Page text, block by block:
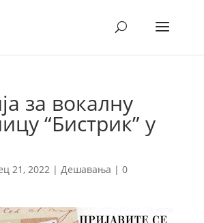
за вокалну
“Бистрик” у
21, 2022| Дешавања | 0